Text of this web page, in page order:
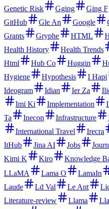
Genetic Risk
Gging Ging F
GitHub
Gle An Google
Grants
Gryphe HTML
Health History
Health Trends
Html
Hub Co Huggin
Hygiene
Hypothesis I Hapi
Ideogram
Idian Ier Za
Imi Ki
Implementation
Ta
Inecon Infrastructure
International Travel
Irecra
ItHub
Jina AI Jobs
Kimi K
Kiro Knowledge
LLaMA
Lama O LamaIn
Laude
Ld Val Le Ant
Literature-review
Llama